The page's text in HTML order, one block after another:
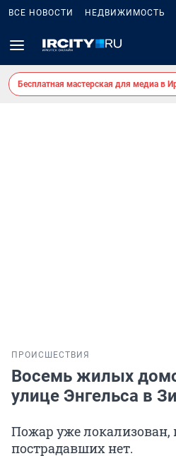
ВСЕ НОВОСТИ НЕДВИЖИМОСТЬ
Бесплатная мастерская для медиа в
ПРОИСШЕСТВИЯ
Восемь жилых
улице Энгельса в
Пожар уже
пострадавших нет.